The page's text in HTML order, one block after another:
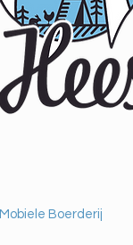
Mobiele Boerderij